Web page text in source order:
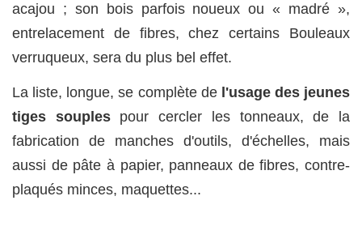
acajou ; son bois parfois noueux ou « madré »,
entrelacement de fibres, chez certains Bouleaux
verruqueux, sera du plus bel effet.
La liste, longue, se complète de l'usage des jeunes
tiges souplespour cercler les tonneaux, de la
fabrication de manches d'outils, d'échelles, mais
aussi de pâte à papier, panneaux de fibres, contre-
plaqués minces, maquettes...